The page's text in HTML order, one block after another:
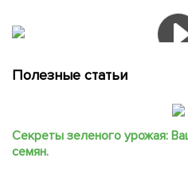
Полезные статьи
Секреты зеленого урожая:
семян.